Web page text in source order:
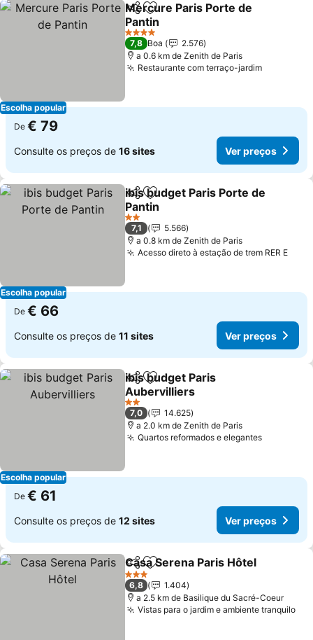
Escolha popular
PartilharAdicionar aos favoritos
Mercure Paris Porte de
Pantin
Ver preços
4 Estrelas
7,8 Boa
2.576
a 0.6 km de Zenith de Paris
Restaurante com terraço-jardimVer
De € 79
Consulte os preços de 16 sites Ver preços
Escolha popular
PartilharAdicionar aos favoritos
ibis budget Paris Porte de
Pantin
Ver preços
2 Estrelas
7,1
5.566
a 0.8 km de Zenith de Paris
Acesso direto à estação de trem RER EVer
De € 66
Consulte os preços de 11 sites Ver preços
Escolha popular
PartilharAdicionar aos favoritos
ibis budget Paris
Aubervilliers
Ver preços
2 Estrelas
7,0
14.625
a 2.0 km de Zenith de Paris
Quartos reformados e elegantesVer
De € 61
Consulte os preços de 12 sites Ver preços
PartilharAdicionar aos favoritos
Casa Serena Paris Hôtel
3 Estrelas
6,8
1.404
a 2.5 km de Basilique du Sacré-Coeur
Vistas para o jardim e ambiente tranquilo